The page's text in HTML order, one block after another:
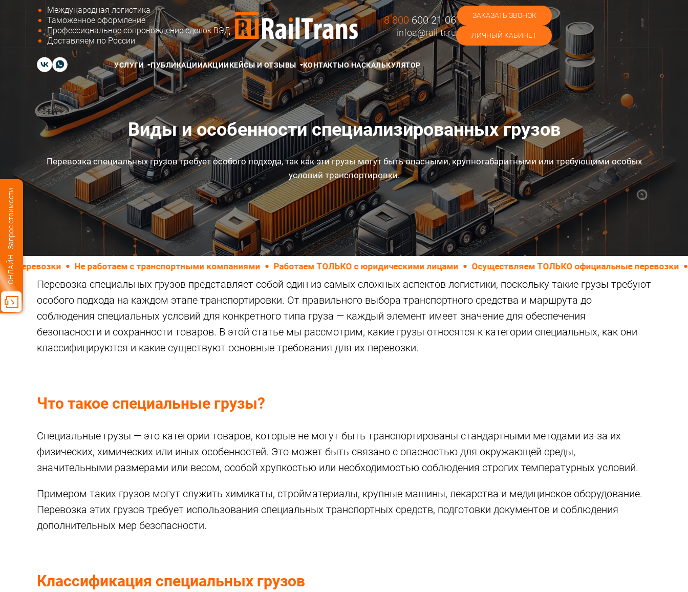
Международная логистика
Таможенное оформление
Профессиональное сопровождение сделок ВЭД
Доставляем по России
8 800600 21 06
infoa@rail-tr.ru
ЗАКАЗАТЬ ЗВОНОК
ЛИЧНЫЙ КАБИНЕТ
УСЛУГИ ПУБЛИКАЦИИАКЦИИКЕЙСЫ И ОТЗЫВЫ КОНТАКТЫО НАСКАЛЬКУЛЯТОР
Виды и особенности специализированных грузов
Перевозка специальных грузов требует особого подхода, так как эти грузы могут быть опасными, крупногабаритными или требующими особых
условий транспортировки.
Не работаем с транспортными компаниями Работаем ТОЛЬКО с юридическими лицами Осуществляем ТОЛЬКО официальные перевозки Не
Перевозка специальных грузов представляет собой один из самых сложных аспектов логистики, поскольку такие грузы требуют
особого подхода на каждом этапе транспортировки. От правильного выбора транспортного средства и маршрута до
соблюдения специальных условий для конкретного типа груза — каждый элемент имеет значение для обеспечения
безопасности и сохранности товаров. В этой статье мы рассмотрим, какие грузы относятся к категории специальных, как они
классифицируются и какие существуют основные требования для их перевозки.
Что такое специальные грузы?
Специальные грузы — это категории товаров, которые не могут быть транспортированы стандартными методами из-за их
физических, химических или иных особенностей. Это может быть связано с опасностью для окружающей среды,
значительными размерами или весом, особой хрупкостью или необходимостью соблюдения строгих температурных условий.
Примером таких грузов могут служить химикаты, стройматериалы, крупные машины, лекарства и медицинское оборудование.
Перевозка этих грузов требует использования специальных транспортных средств, подготовки документов и соблюдения
дополнительных мер безопасности.
Классификация специальных грузов
ОНЛАЙН - Запрос стоимости